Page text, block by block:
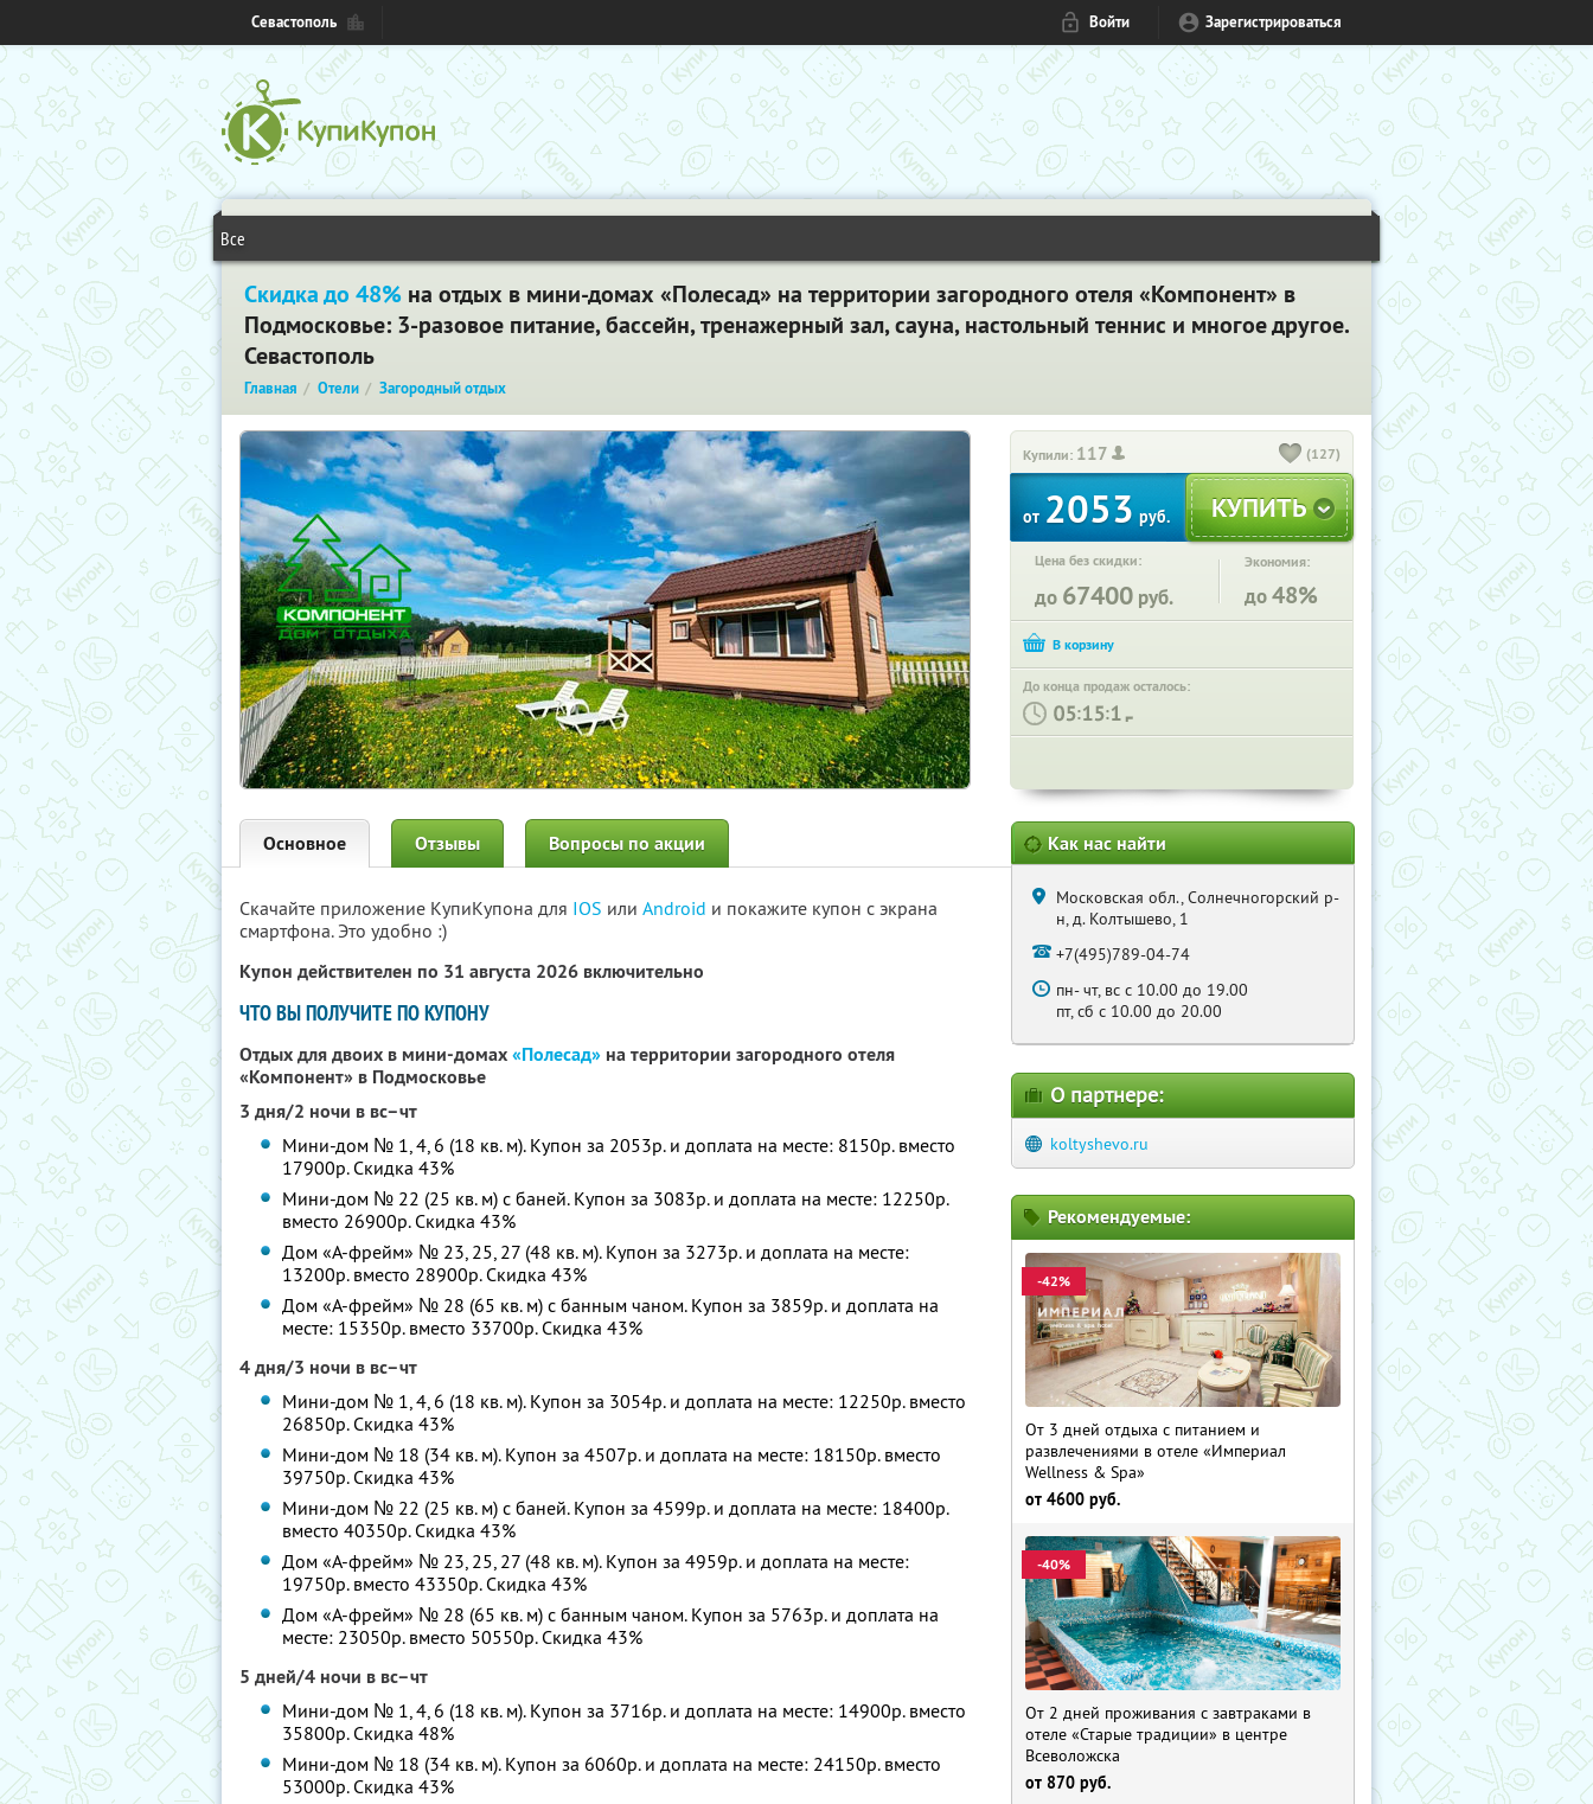
Севастополь Войти Зарегистрироваться
Все
Скидка до 48% на отдых в мини-домах «Полесад» на территории загородного отеля «Компонент» в
Подмосковье: 3-разовое питание, бассейн, тренажерный зал, сауна, настольный теннис и многое другое.
Севастополь
Главная Отели Загородный отдых
Купили: 117 (127)
от 2053 руб.
Цена без скидки:
до 67400 руб.
Экономия:
до48%
До конца продаж осталось:
: :
Основное Отзывы Вопросы по акции
Скачайте приложение КупиКупона для IOS или Android и покажите купон с экрана
смартфона. Это удобно :)
Купон действителен по 31 августа 2026 включительно
ЧТО ВЫ ПОЛУЧИТЕ ПО КУПОНУ
Отдых для двоих в мини-домах«Полесад» на территории загородного отеля
«Компонент» в Подмосковье
3 дня/2 ночи в вс–чт
Мини-дом № 1, 4, 6 (18 кв. м). Купон за 2053р. и доплата на месте: 8150р. вместо
17900р. Скидка 43%
Мини-дом № 22 (25 кв. м) с баней. Купон за 3083р. и доплата на месте: 12250р.
вместо 26900р. Скидка 43%
Дом «А-фрейм» № 23, 25, 27 (48 кв. м). Купон за 3273р. и доплата на месте:
13200р. вместо 28900р. Скидка 43%
Дом «А-фрейм» № 28 (65 кв. м) с банным чаном. Купон за 3859р. и доплата на
месте: 15350р. вместо 33700р. Скидка 43%
4 дня/3 ночи в вс–чт
Мини-дом № 1, 4, 6 (18 кв. м). Купон за 3054р. и доплата на месте: 12250р. вместо
26850р. Скидка 43%
Мини-дом № 18 (34 кв. м). Купон за 4507р. и доплата на месте: 18150р. вместо
39750р. Скидка 43%
Мини-дом № 22 (25 кв. м) с баней. Купон за 4599р. и доплата на месте: 18400р.
вместо 40350р. Скидка 43%
Дом «А-фрейм» № 23, 25, 27 (48 кв. м). Купон за 4959р. и доплата на месте:
19750р. вместо 43350р. Скидка 43%
Дом «А-фрейм» № 28 (65 кв. м) с банным чаном. Купон за 5763р. и доплата на
месте: 23050р. вместо 50550р. Скидка 43%
5 дней/4 ночи в вс–чт
Мини-дом № 1, 4, 6 (18 кв. м). Купон за 3716р. и доплата на месте: 14900р. вместо
35800р. Скидка 48%
Мини-дом № 18 (34 кв. м). Купон за 6060р. и доплата на месте: 24150р. вместо
53000р. Скидка 43%
Как нас найти
Московская обл., Солнечногорский р-
н, д. Колтышево, 1
+7(495)789-04-74
пн- чт, вс с 10.00 до 19.00
пт, сб с 10.00 до 20.00
О партнере:
koltyshevo.ru
Рекомендуемые:
-42%
От 3 дней отдыха с питанием и
развлечениями в отеле «Империал
Wellness & Spa»
от 4600 руб.
-40%
От 2 дней проживания с завтраками в
отеле «Старые традиции» в центре
Всеволожска
от 870 руб.